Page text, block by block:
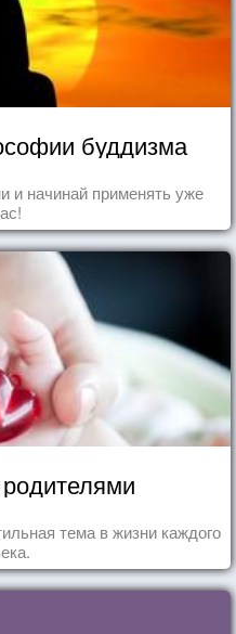
буддизма
и начинай применять уже
тема в жизни каждого